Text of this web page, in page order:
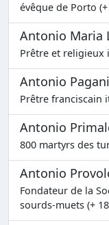
évêque de Porto (+
Antonio Maria
Prêtre et religieux
Antonio Pagani
Prêtre franciscain
Antonio
800 martyrs des
Antonio
Fondateur de la
sourds-muets (+